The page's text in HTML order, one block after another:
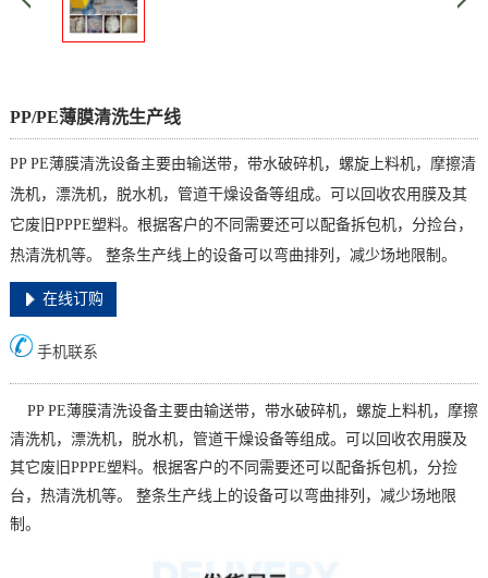
PP/PE薄膜清洗生产线
PP PE薄膜清洗设备主要由输送带，带水破碎机，螺旋上料机，摩擦清
洗机，漂洗机，脱水机，管道干燥设备等组成。可以回收农用膜及其
它废旧PPPE塑料。根据客户的不同需要还可以配备拆包机，分捡台，
热清洗机等。 整条生产线上的设备可以弯曲排列，减少场地限制。
在线订购
手机联系
PP PE薄膜清洗设备主要由输送带，带水破碎机，螺旋上料机，摩擦
清洗机，漂洗机，脱水机，管道干燥设备等组成。可以回收农用膜及
其它废旧PPPE塑料。根据客户的不同需要还可以配备拆包机，分捡
台，热清洗机等。 整条生产线上的设备可以弯曲排列，减少场地限
制。